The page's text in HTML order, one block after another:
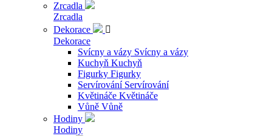
Zrcadla
Zrcadla
Dekorace

Dekorace
Svícny a vázy Svícny a vázy
Kuchyň Kuchyň
Figurky Figurky
Servírování Servírování
Květináče Květináče
Vůně Vůně
Hodiny
Hodiny